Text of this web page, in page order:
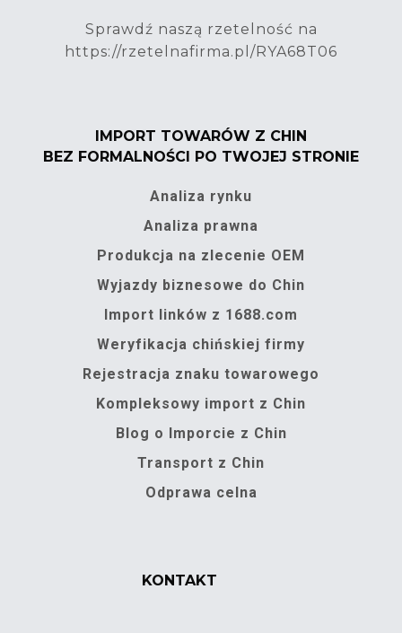
Sprawdź naszą rzetelność na
https://rzetelnafirma.pl/RYA68T06
IMPORT TOWARÓW Z CHIN
BEZ FORMALNOŚCI PO TWOJEJ STRONIE
Analiza rynku
Analiza prawna
Produkcja na zlecenie OEM
Wyjazdy biznesowe do Chin
Import linków z 1688.com
Weryfikacja chińskiej firmy
Rejestracja znaku towarowego
Kompleksowy import z Chin
Blog o Imporcie z Chin
Transport z Chin
Odprawa celna
KONTAKT